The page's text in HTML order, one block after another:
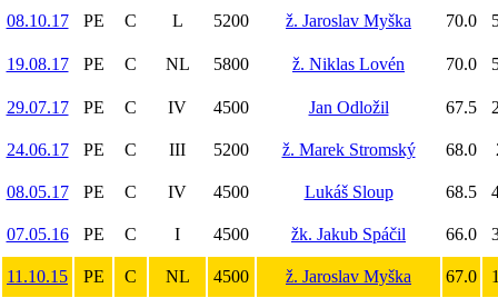
08.10.17 PE C L 5200 ž. Jaroslav Myška 70.0
19.08.17 PE C NL 5800 ž. Niklas Lovén 70.0
29.07.17 PE C IV 4500 Jan Odložil 67.5
24.06.17 PE C III 5200 ž. Marek Stromský 68.0
08.05.17 PE C IV 4500 Lukáš Sloup 68.5
07.05.16 PE C I 4500 žk. Jakub Spáčil 66.0
11.10.15 PE C NL 4500 ž. Jaroslav Myška 67.0